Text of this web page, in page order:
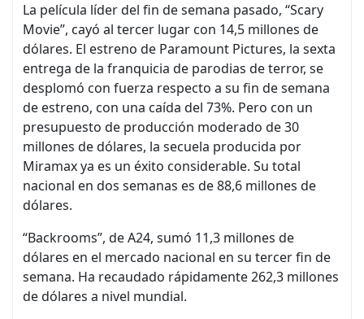
La película líder del fin de semana pasado, “Scary
Movie”, cayó al tercer lugar con 14,5 millones de
dólares. El estreno de Paramount Pictures, la sexta
entrega de la franquicia de parodias de terror, se
desplomó con fuerza respecto a su fin de semana
de estreno, con una caída del 73%. Pero con un
presupuesto de producción moderado de 30
millones de dólares, la secuela producida por
Miramax ya es un éxito considerable. Su total
nacional en dos semanas es de 88,6 millones de
dólares.
“Backrooms”, de A24, sumó 11,3 millones de
dólares en el mercado nacional en su tercer fin de
semana. Ha recaudado rápidamente 262,3 millones
de dólares a nivel mundial.